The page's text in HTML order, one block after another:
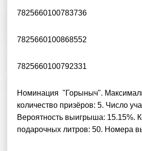
7825660100783736
7825660100868552
7825660100792331
Номинация "Горыныч".
количество призёров: 5. Число
Вероятность выигрыша: 15.15%.
подарочных литров: 50. Номера